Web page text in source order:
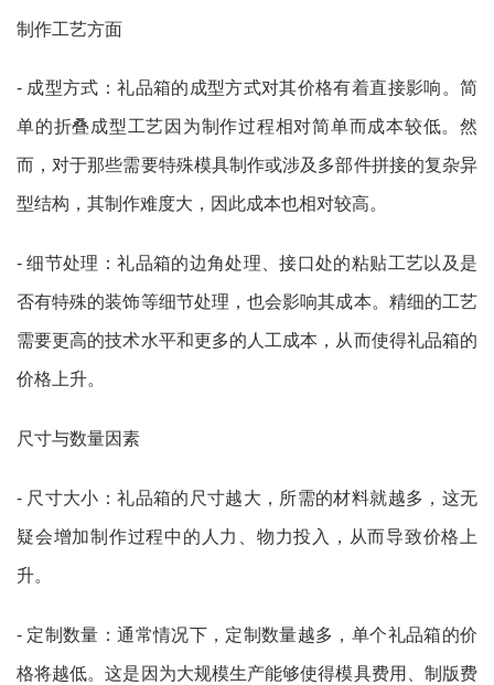
制作工艺方面
- 成型方式：礼品箱的成型方式对其价格有着直接影响。简
单的折叠成型工艺因为制作过程相对简单而成本较低。然
而，对于那些需要特殊模具制作或涉及多部件拼接的复杂异
型结构，其制作难度大，因此成本也相对较高。
- 细节处理：礼品箱的边角处理、接口处的粘贴工艺以及是
否有特殊的装饰等细节处理，也会影响其成本。精细的工艺
需要更高的技术水平和更多的人工成本，从而使得礼品箱的
价格上升。
尺寸与数量因素
- 尺寸大小：礼品箱的尺寸越大，所需的材料就越多，这无
疑会增加制作过程中的人力、物力投入，从而导致价格上
升。
- 定制数量：通常情况下，定制数量越多，单个礼品箱的价
格将越低。这是因为大规模生产能够使得模具费用、制版费